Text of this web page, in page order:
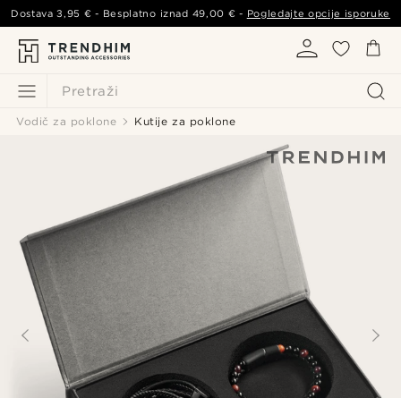
Pretraži
Dostava3,95 € - Besplatno iznad 49,00 € - Pogledajte opcije isporuke
Vodič za poklone Kutije za poklone